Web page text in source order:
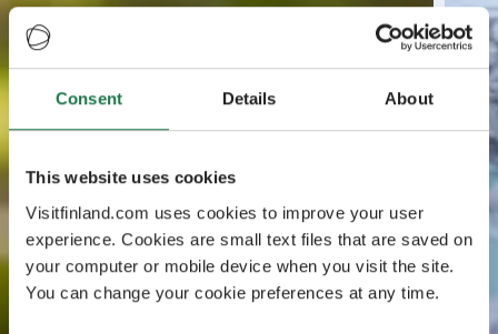
Consent Details About
This website uses cookies
Visitfinland.com uses cookies to improve your user
experience. Cookies are small text files that are saved on
your computer or mobile device when you visit the site.
You can change your cookie preferences at any time.